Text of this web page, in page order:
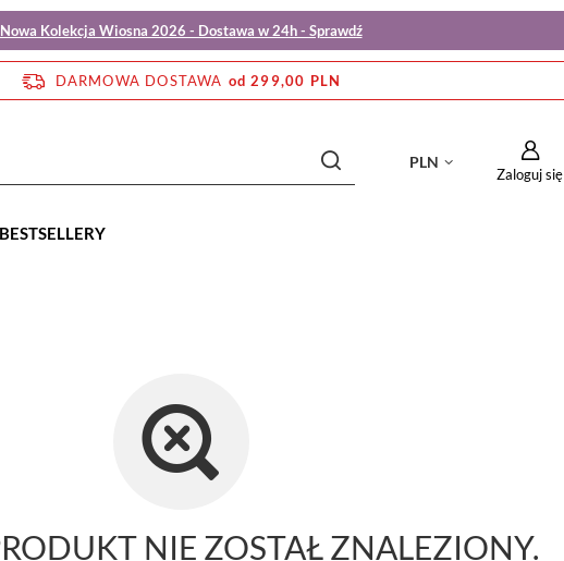
Nowa Kolekcja Wiosna 2026 - Dostawa w 24h - Sprawdź
DARMOWA DOSTAWA od 299,00 PLN
PLN
Zaloguj się
BESTSELLERY
NIE ZOSTAŁ ZNALEZIONY.